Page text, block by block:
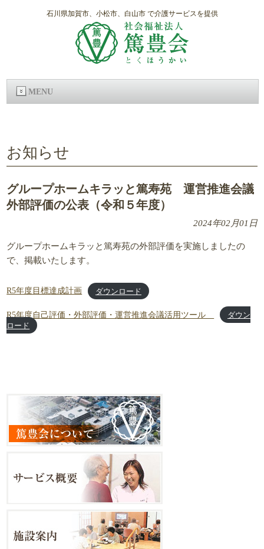
石川県加賀市、小松市、白山市 で介護サービスを提供
MENU
お知らせ
グループホームキラッと篤寿苑 運営推進会議
外部評価の公表（令和５年度）
2024年02月01日
グループホームキラッと篤寿苑の外部評価を実施しましたの
で、掲載いたします。
R5年度目標達成計画 ダウンロード
R5年度自己評価・外部評価・運営推進会議活用ツール
ダウン
ロード